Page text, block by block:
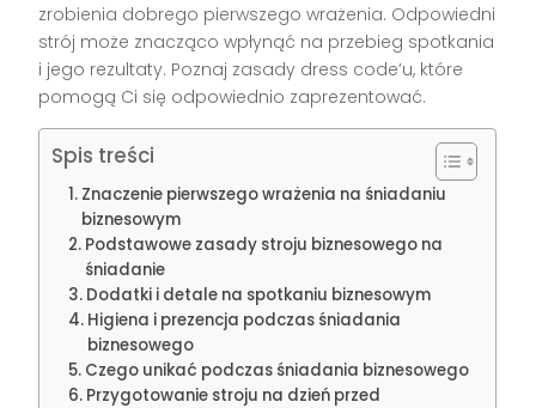
zrobienia dobrego pierwszego wrażenia. Odpowiedni
strój może znacząco wpłynąć na przebieg spotkania
i jego rezultaty. Poznaj zasady dress code’u, które
pomogą Ci się odpowiednio zaprezentować.
Spis treści
Znaczenie pierwszego wrażenia na śniadaniu
biznesowym
Podstawowe zasady stroju biznesowego na
śniadanie
Dodatki i detale na spotkaniu biznesowym
Higiena i prezencja podczas śniadania
biznesowego
Czego unikać podczas śniadania biznesowego
Przygotowanie stroju na dzień przed